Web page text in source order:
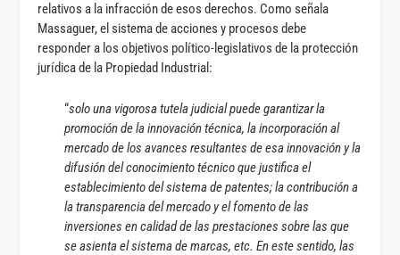
relativos a la infracción de esos derechos. Como señala
Massaguer, el sistema de acciones y procesos debe
responder a los objetivos político-legislativos de la protección
jurídica de la Propiedad Industrial:
“solo una vigorosa tutela judicial puede garantizar la
promoción de la innovación técnica, la incorporación al
mercado de los avances resultantes de esa innovación y la
difusión del conocimiento técnico que justifica el
establecimiento del sistema de patentes; la contribución a
la transparencia del mercado y el fomento de las
inversiones en calidad de las prestaciones sobre las que
se asienta el sistema de marcas, etc. En este sentido, las